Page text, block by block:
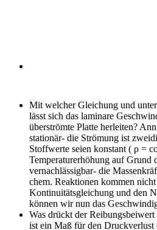
Mit welcher Gleichung und
lässt sich das laminare
überströmte Platte herleiten?
stationär- die Strömung ist
Stoffwerte seien konstant ( ρ =
Temperaturerhöhung auf Grund
vernachlässigbar- die
chem. Reaktionen kommen
Kontinuitätsgleichung und den
können wir nun das
Was drückt der Reibungsbeiwert
ist ein Maß für den Druckverlust